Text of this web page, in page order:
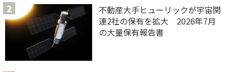
不動産大手ヒューリックが宇宙関
連2社の保有を拡大 2026年7月
の大量保有報告書